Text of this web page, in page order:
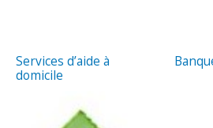
Services d’aide à
domicile